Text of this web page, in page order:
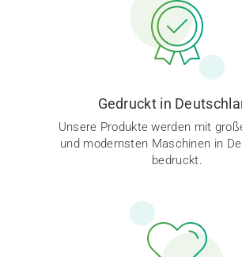
Gedruckt in
Unsere Produkte werden mit
und modernsten Maschinen in
bedruckt.